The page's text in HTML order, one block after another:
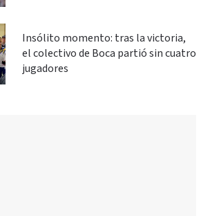
Insólito momento: tras la victoria,
el colectivo de Boca partió sin cuatro
jugadores